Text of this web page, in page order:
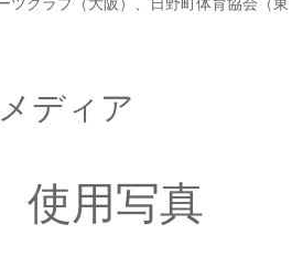
ツクラブ（大阪）、日野町体育協会（東
ディア
使用写真